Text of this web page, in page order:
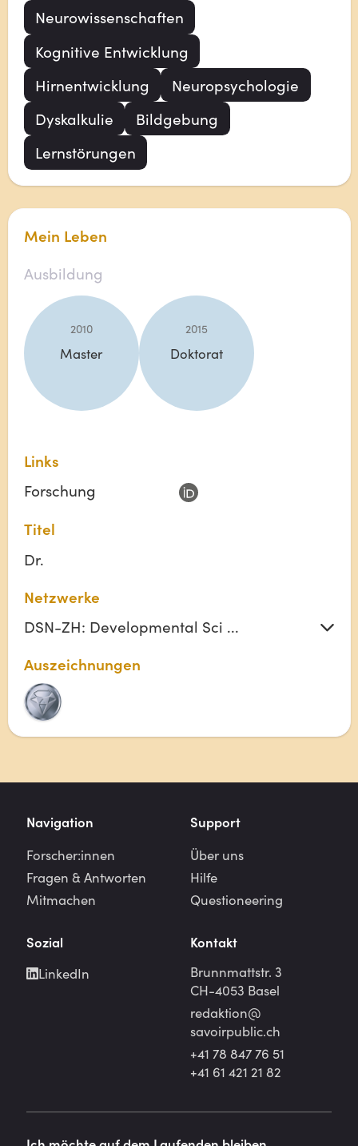
Neurowissenschaften
Kognitive Entwicklung
Hirnentwicklung
Neuropsychologie
Dyskalkulie
Bildgebung
Lernstörungen
Mein Leben
Ausbildung
2010
Master
2015
Doktorat
Links
Forschung
Titel
Dr.
Netzwerke
DSN-ZH: Developmental Sci ...
Auszeichnungen
Navigation
Forscher:innen
Fragen & Antworten
Mitmachen
Support
Über uns
Hilfe
Questioneering
Sozial
LinkedIn
Kontakt
Brunnmattstr. 3
CH-4053 Basel
redaktion@
savoirpublic.ch
+41 78 847 76 51
+41 61 421 21 82